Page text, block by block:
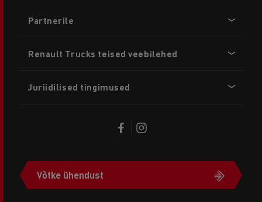
menu
Partnerile
Renault Trucks teised veebilehed
Juriidilised tingimused
Võtke ühendust